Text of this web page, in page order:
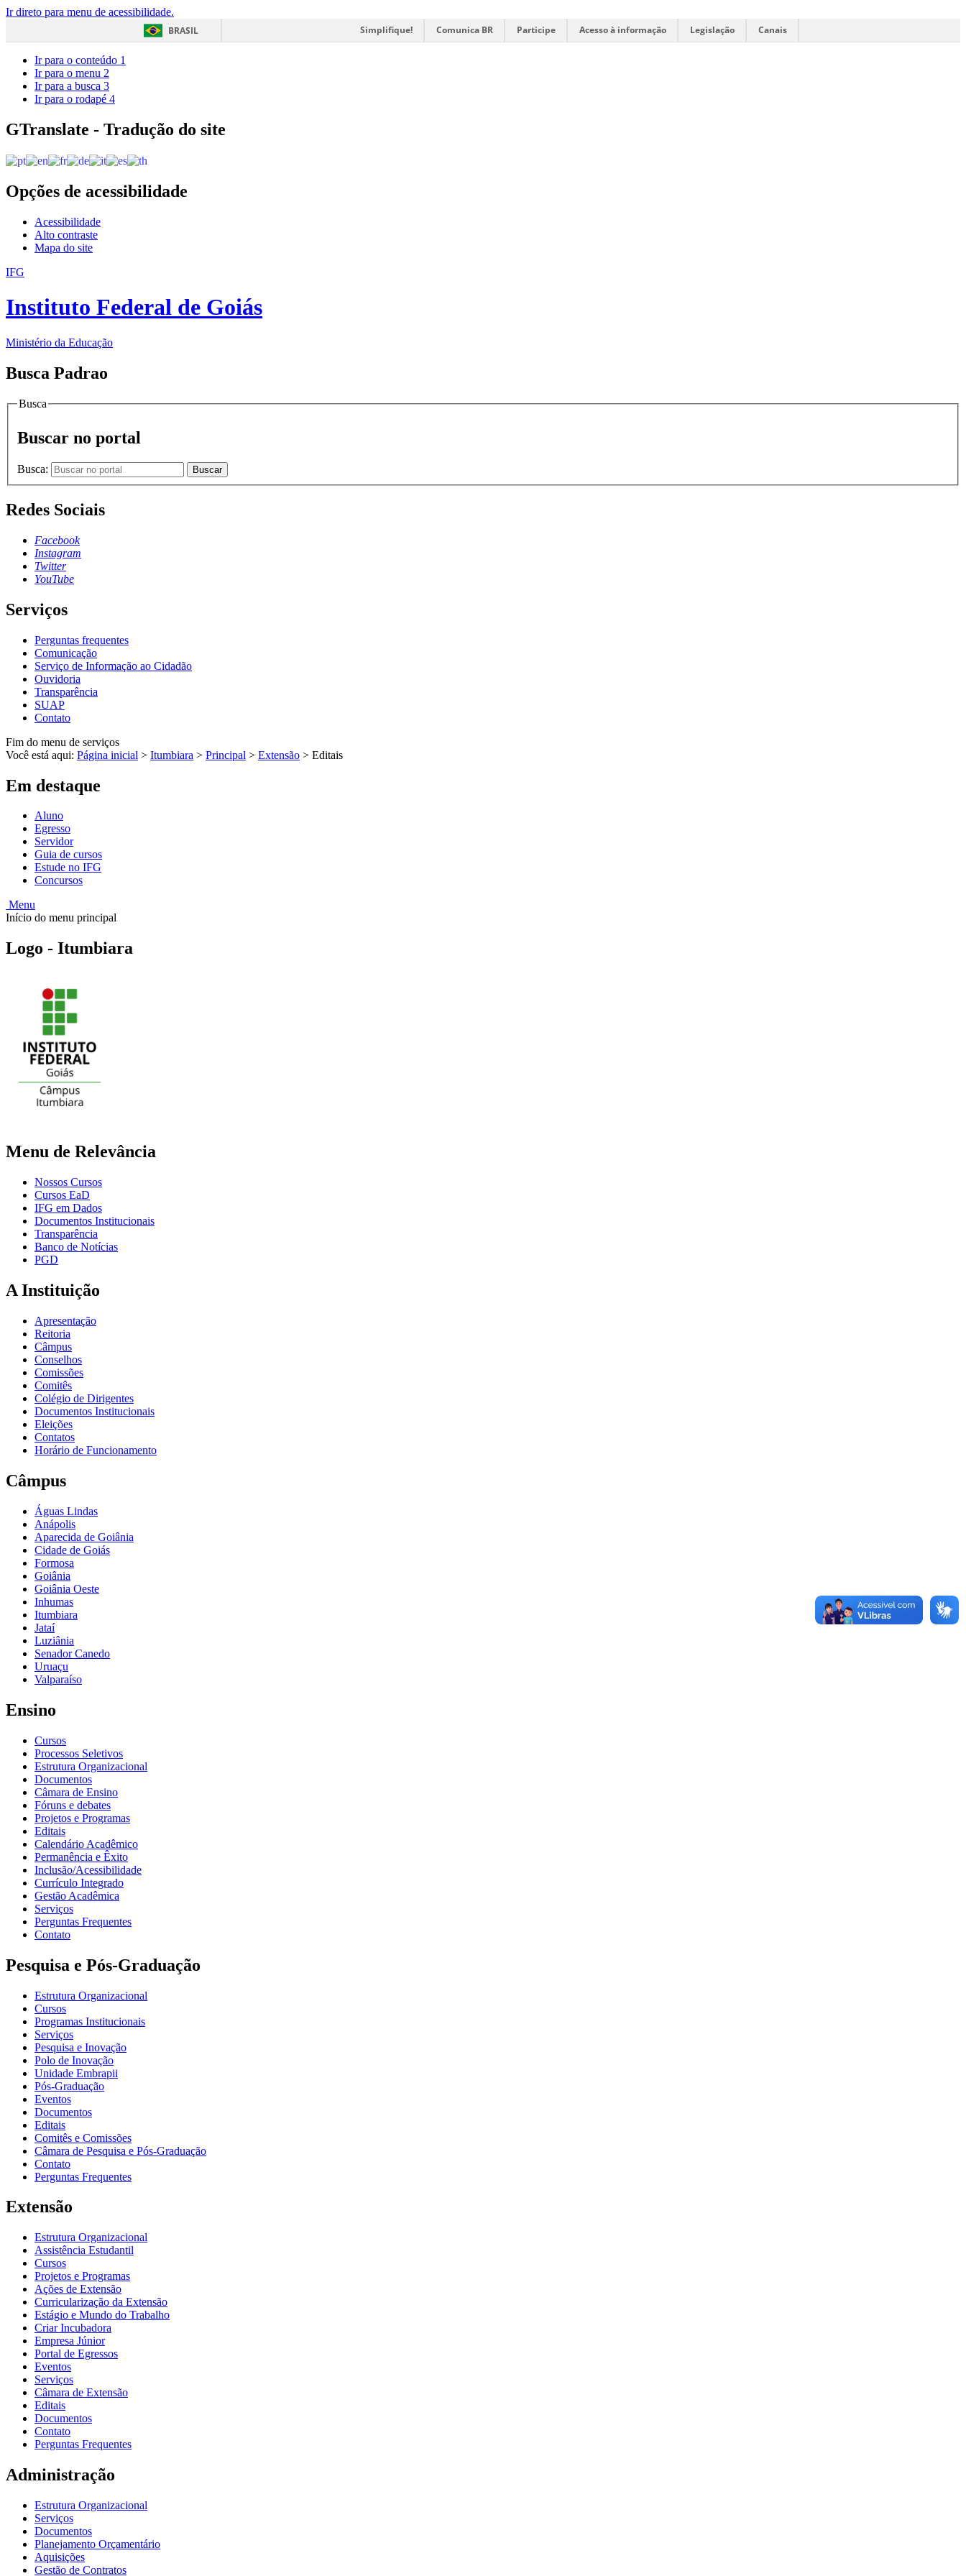
Ir direto para menu de acessibilidade.
BRASIL
Simplifique! Comunica BR Participe Acesso à informação Legislação Canais
Ir para o conteúdo 1
Ir para o menu 2
Ir para a busca 3
Ir para o rodapé 4
GTranslate - Tradução do site
Opções de acessibilidade
Acessibilidade
Alto contraste
Mapa do site
IFG
Instituto Federal de Goiás
Ministério da Educação
Busca Padrao
Busca
Buscar no portal
Busca: Buscar
Redes Sociais
Facebook
Instagram
Twitter
YouTube
Serviços
Perguntas frequentes
Comunicação
Serviço de Informação ao Cidadão
Ouvidoria
Transparência
SUAP
Contato
Fim do menu de serviços
Você está aqui: Página inicial > Itumbiara > Principal > Extensão > Editais
Em destaque
Aluno
Egresso
Servidor
Guia de cursos
Estude no IFG
Concursos
Menu
Início do menu principal
Logo - Itumbiara
Menu de Relevância
Nossos Cursos
Cursos EaD
IFG em Dados
Documentos Institucionais
Transparência
Banco de Notícias
PGD
A Instituição
Apresentação
Reitoria
Câmpus
Conselhos
Comissões
Comitês
Colégio de Dirigentes
Documentos Institucionais
Eleições
Contatos
Horário de Funcionamento
Câmpus
Águas Lindas
Anápolis
Aparecida de Goiânia
Cidade de Goiás
Formosa
Goiânia
Goiânia Oeste
Inhumas
Itumbiara
Jataí
Luziânia
Senador Canedo
Uruaçu
Valparaíso
Ensino
Cursos
Processos Seletivos
Estrutura Organizacional
Documentos
Câmara de Ensino
Fóruns e debates
Projetos e Programas
Editais
Calendário Acadêmico
Permanência e Êxito
Inclusão/Acessibilidade
Currículo Integrado
Gestão Acadêmica
Serviços
Perguntas Frequentes
Contato
Pesquisa e Pós-Graduação
Estrutura Organizacional
Cursos
Programas Institucionais
Serviços
Pesquisa e Inovação
Polo de Inovação
Unidade Embrapii
Pós-Graduação
Eventos
Documentos
Editais
Comitês e Comissões
Câmara de Pesquisa e Pós-Graduação
Contato
Perguntas Frequentes
Extensão
Estrutura Organizacional
Assistência Estudantil
Cursos
Projetos e Programas
Ações de Extensão
Curricularização da Extensão
Estágio e Mundo do Trabalho
Criar Incubadora
Empresa Júnior
Portal de Egressos
Eventos
Serviços
Câmara de Extensão
Editais
Documentos
Contato
Perguntas Frequentes
Administração
Estrutura Organizacional
Serviços
Documentos
Planejamento Orçamentário
Aquisições
Gestão de Contratos